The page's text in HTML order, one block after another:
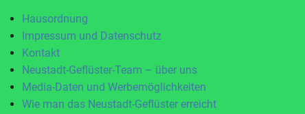
Hausordnung
Impressum und Datenschutz
Kontakt
Neustadt-Geflüster-Team – über uns
Media-Daten und Werbemöglichkeiten
Wie man das Neustadt-Geflüster erreicht